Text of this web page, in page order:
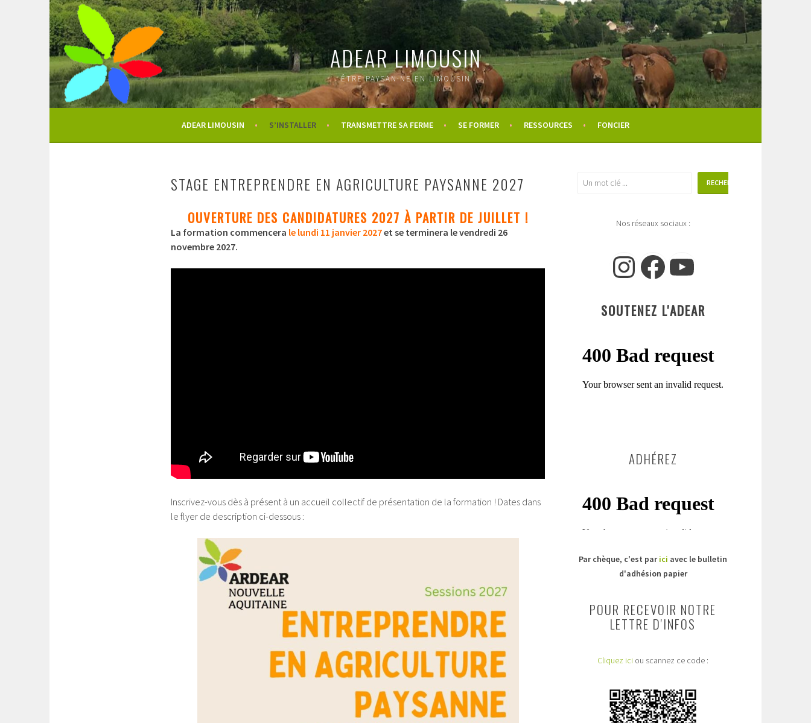
Aller
au
contenu
principal
ADEAR LIMOUSIN
ÊTRE PAYSAN·NE EN LIMOUSIN
ADEAR LIMOUSIN S’INSTALLER TRANSMETTRE SA FERME SE FORMER RESSOURCES FONCIER
STAGE ENTREPRENDRE EN AGRICULTURE PAYSANNE 2027
OUVERTURE DES CANDIDATURES 2027 À PARTIR DE JUILLET !
La formation commencera le lundi 11 janvier 2027et se terminera le vendredi 26
novembre 2027.
Inscrivez-vous dès à présent à un accueil collectif de présentation de la formation ! Dates dans
le flyer de description ci-dessous :
Rechercher RECHERCHER
Nos réseaux sociaux :
Instagram
Facebook
YouTube
SOUTENEZ L'ADEAR
ADHÉREZ
Par chèque, c'est parici avec le bulletin
d'adhésion papier
POUR RECEVOIR NOTRE
LETTRE D'INFOS
Cliquez ici ou scannez ce code :